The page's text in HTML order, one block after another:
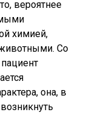
вероятнее
химией,
Со
она, в